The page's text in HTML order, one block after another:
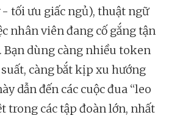
- tối ưu giấc ngủ), thuật ngữ
nhân viên đang cố gắng tận
Bạn dùng càng nhiều token
càng bắt kịp xu hướng
dẫn đến các cuộc đua “leo
trong các tập đoàn lớn, nhất